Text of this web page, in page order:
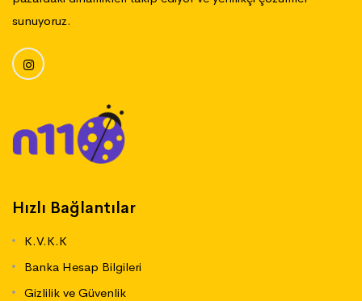
sunuyoruz.
Hızlı Bağlantılar
K.V.K.K
Banka Hesap Bilgileri
Gizlilik ve Güvenlik